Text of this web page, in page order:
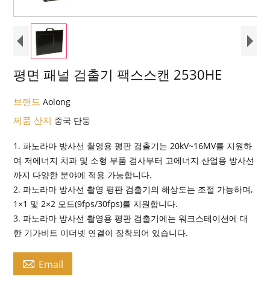
평면 패널 검출기 팩스스캔 2530HE
브랜드Aolong
제품 산지 중국 단둥
1. 파노라마 방사선 촬영용 평판 검출기는 20kV~16MV를 지원하
여 저에너지 치과 및 소형 부품 검사부터 고에너지 산업용 방사선
까지 다양한 분야에 적용 가능합니다.
2. 파노라마 방사선 촬영 평판 검출기의 해상도는 조절 가능하며,
1×1 및 2×2 모드(9fps/30fps)를 지원합니다.
3. 파노라마 방사선 촬영용 평판 검출기에는 워크스테이션에 대
한 기가비트 이더넷 연결이 장착되어 있습니다.
 Email